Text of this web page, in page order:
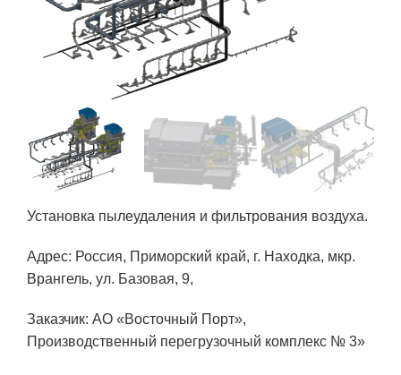
Установка пылеудаления и фильтрования воздуха.
Адрес: Россия, Приморский край, г. Находка, мкр.
Врангель, ул. Базовая, 9,
Заказчик: АО «Восточный Порт»,
Производственный перегрузочный комплекс № 3»